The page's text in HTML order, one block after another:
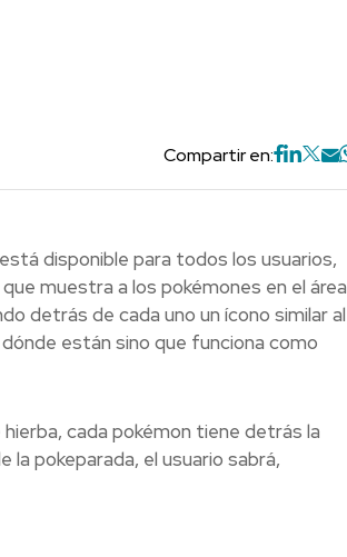
Compartir en:
disponible para todos los usuarios,
muestra a los pokémones en el área
detrás de cada uno un ícono similar al
están sino que funciona como
cada pokémon tiene detrás la
la pokeparada, el usuario sabrá,